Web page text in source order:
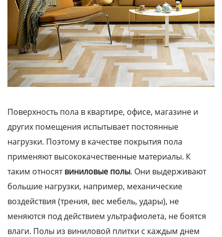
Поверхность пола в квартире, офисе, магазине и
других помещения испытывает постоянные
нагрузки. Поэтому в качестве покрытия пола
применяют высококачественные материалы. К
таким относятвиниловые полы. Они выдерживают
большие нагрузки, например, механические
воздействия (трения, вес мебель, удары), не
меняются под действием ультрафиолета, не боятся
влаги. Полы из виниловой плитки с каждым днем